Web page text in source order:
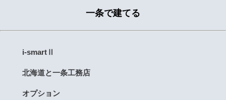
一条で建てる
i-smartⅡ
北海道と一条工務店
オプション